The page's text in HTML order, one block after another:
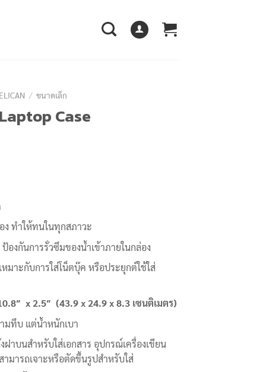
/ ขนาดเล็ก
Case
ง ทำให้ทนในทุกสภาวะ
องกันการรั่วซึมของน้ำเข้าภายในกล่อง
มาะกับการใส่โน็ตบุ๊ค หรือประยุกต์ใช้ใส่
x 2.5″ (43.9 x 24.9 x 8.3 เซนติเมตร)
มทึบ แต่น้ำหนักเบา
าบนสำหรับใส่เอกสาร อุปกรณ์เครื่องเขียน
มารถเจาะหรือตัดขึ้นรูปสำหรับใส่